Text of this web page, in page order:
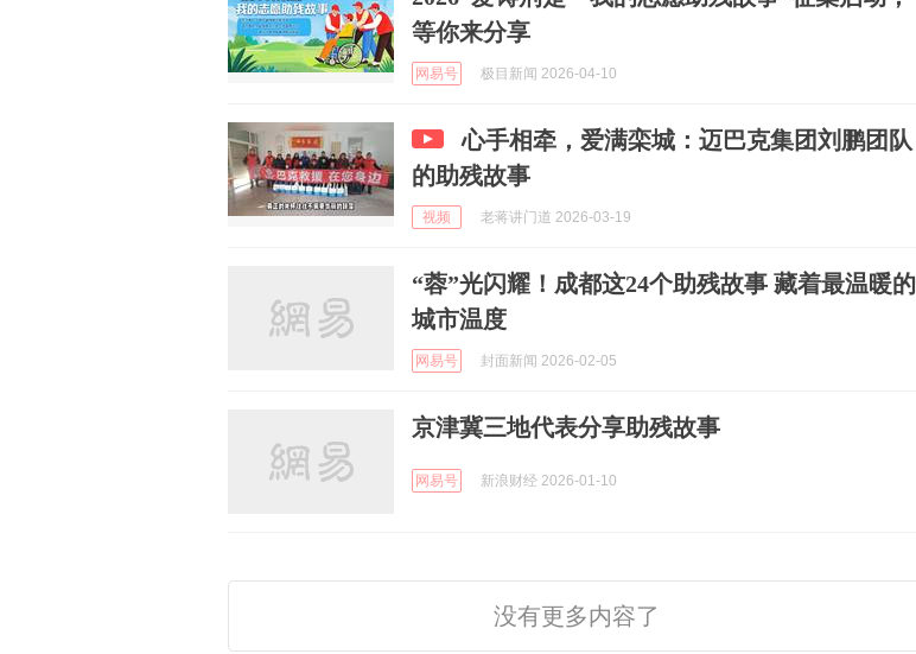
等你来分享
网易号 极目新闻 2026-04-10
心手相牵，爱满栾城：迈巴克集团刘鹏团队
的助残故事
视频 老蒋讲门道 2026-03-19
“蓉”光闪耀！成都这24个助残故事 藏着最温暖的
城市温度
网易号 封面新闻 2026-02-05
京津冀三地代表分享助残故事
网易号 新浪财经 2026-01-10
没有更多内容了